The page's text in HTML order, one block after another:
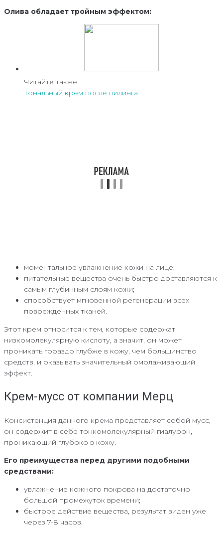
Олива обладает тройным эффектом:
Читайте также:
Тональный крем после пилинга
моментальное увлажнение кожи на лице;
питательные вещества очень быстро доставляются к
самым глубинным слоям кожи;
способствует мгновенной регенерации всех
поврежденных тканей.
Этот крем относится к тем, которые содержат
низкомолекулярную кислоту, а значит, он может
проникать гораздо глубже в кожу, чем большинство
средств, и оказывать значительный омолаживающий
эффект.
Крем-мусс от компании Мерц
Консистенция данного крема представляет собой мусс,
он содержит в себе тонкомолекулярный гиалурон,
проникающий глубоко в кожу.
Его преимущества перед другими подобными
средствами:
увлажнение кожного покрова на достаточно
большой промежуток времени;
быстрое действие вещества, результат виден уже
через 7-8 часов.